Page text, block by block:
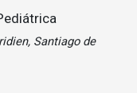
Santiago de